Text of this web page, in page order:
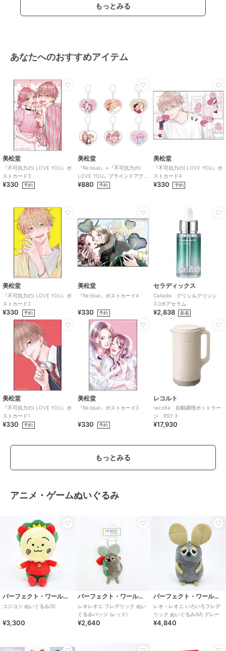
もっとみる
あなたへのおすすめアイテム
美松堂
『不可抗力のI LOVE YOU』ポ
ストカード3
¥330 予約
美松堂
『Re:blue』×『不可抗力のI
LOVE YOU』ブラインドアク
リルキーホルダー（全6種）
¥880 予約
美松堂
『不可抗力のI LOVE YOU』ポ
ストカード4
¥330 予約
美松堂
『不可抗力のI LOVE YOU』ポ
ストカード2
¥330 予約
美松堂
『Re:blue』ポストカード4
¥330 予約
セラディックス
Celladix グリシルグリシン
3.0ポアセラム
¥2,838 新着
美松堂
『不可抗力のI LOVE YOU』ポ
ストカード1
¥330 予約
美松堂
『Re:blue』ポストカード3
¥330 予約
レコルト
recolte 自動調理ポットラー
ジ RSY-3
¥17,930
もっとみる
アニメ・ゲームぬいぐるみ
パーフェクト・ワールド・トーキョー
コジコジ ぬいぐるみ(S)
¥3,300
パーフェクト・ワールド・トーキョー
レオレオニ フレデリック ぬい
ぐるみバッジ (レッド)
¥2,640
パーフェクト・ワールド・トーキョー
レオ・レオニ いろいろフレデ
リック ぬいぐるみ(M) グレー
¥4,840